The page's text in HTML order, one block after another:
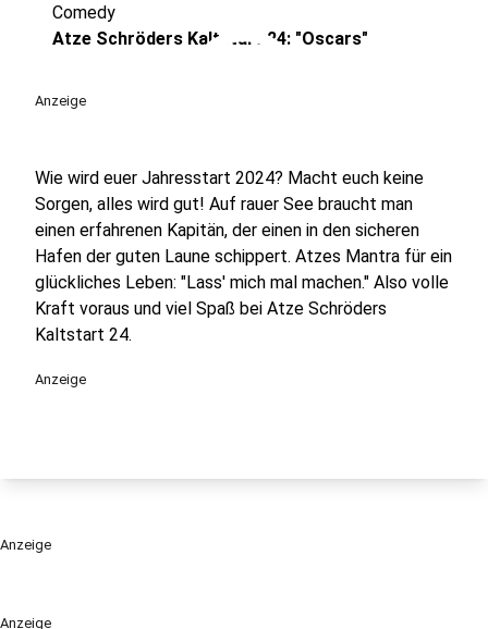
Anzeige
play_circle
Comedy
Atze Schröders Kaltstart 24: "Oscars"
Anzeige
Wie wird euer Jahresstart 2024? Macht euch keine
Sorgen, alles wird gut! Auf rauer See braucht man
einen erfahrenen Kapitän, der einen in den sicheren
Hafen der guten Laune schippert. Atzes Mantra für ein
glückliches Leben: "Lass' mich mal machen." Also volle
Kraft voraus und viel Spaß bei Atze Schröders
Kaltstart 24.
Anzeige
Anzeige